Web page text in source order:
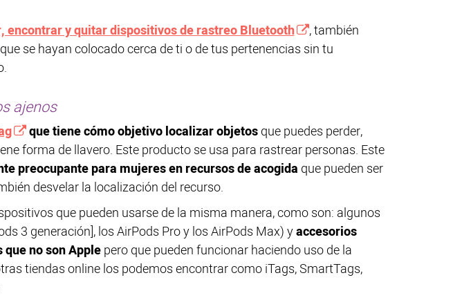
encontrar y quitar dispositivos de rastreo Bluetooth
, también
se hayan colocado cerca de ti o de tus pertenencias sin tu
ajenos
que tiene cómo objetivo localizar objetosque puedes perder,
forma de llavero. Este producto se usa para rastrear personas. Este
preocupante para mujeres en recursos de acogida que pueden ser
desvelar la localización del recurso.
que pueden usarse de la misma manera, como son: algunos
3 generación], los AirPods Pro y los AirPods Max) yaccesorios
no son Applepero que pueden funcionar haciendo uso de la
tiendas online los podemos encontrar como iTags, SmartTags,